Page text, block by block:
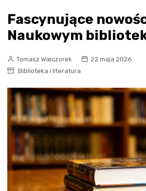
Fascynujące
Naukowym
Tomasz Wieczorek
22 maja 2026
Biblioteka i literatura